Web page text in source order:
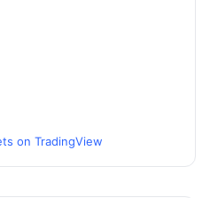
on TradingView